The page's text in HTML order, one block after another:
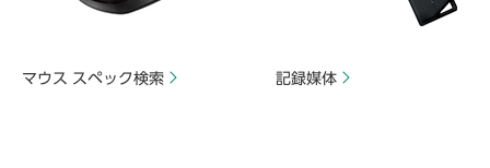
マウス スペック検索 記録媒体